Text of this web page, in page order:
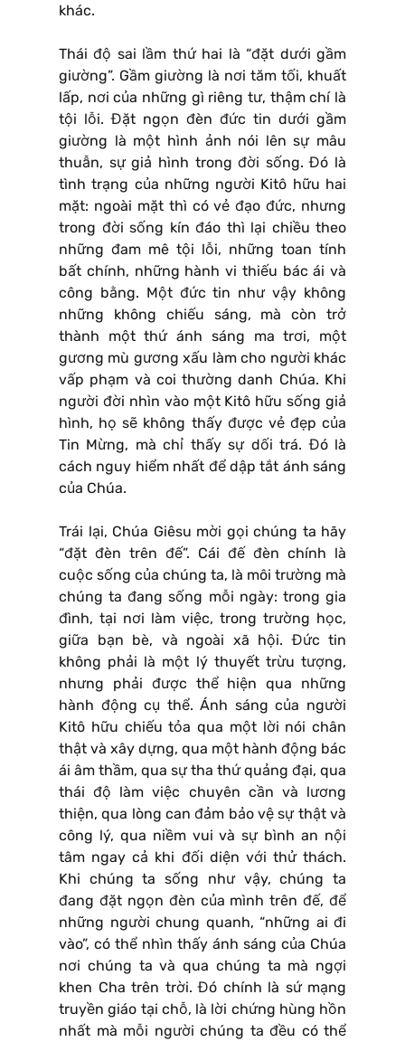
khác.
Thái độ sai lầm thứ hai là “đặt dưới gầm
giường”. Gầm giường là nơi tăm tối, khuất
lấp, nơi của những gì riêng tư, thậm chí là
tội lỗi. Đặt ngọn đèn đức tin dưới gầm
giường là một hình ảnh nói lên sự mâu
thuẫn, sự giả hình trong đời sống. Đó là
tình trạng của những người Kitô hữu hai
mặt: ngoài mặt thì có vẻ đạo đức, nhưng
trong đời sống kín đáo thì lại chiều theo
những đam mê tội lỗi, những toan tính
bất chính, những hành vi thiếu bác ái và
công bằng. Một đức tin như vậy không
những không chiếu sáng, mà còn trở
thành một thứ ánh sáng ma trơi, một
gương mù gương xấu làm cho người khác
vấp phạm và coi thường danh Chúa. Khi
người đời nhìn vào một Kitô hữu sống giả
hình, họ sẽ không thấy được vẻ đẹp của
Tin Mừng, mà chỉ thấy sự dối trá. Đó là
cách nguy hiểm nhất để dập tắt ánh sáng
của Chúa.
Trái lại, Chúa Giêsu mời gọi chúng ta hãy
“đặt đèn trên đế”. Cái đế đèn chính là
cuộc sống của chúng ta, là môi trường mà
chúng ta đang sống mỗi ngày: trong gia
đình, tại nơi làm việc, trong trường học,
giữa bạn bè, và ngoài xã hội. Đức tin
không phải là một lý thuyết trừu tượng,
nhưng phải được thể hiện qua những
hành động cụ thể. Ánh sáng của người
Kitô hữu chiếu tỏa qua một lời nói chân
thật và xây dựng, qua một hành động bác
ái âm thầm, qua sự tha thứ quảng đại, qua
thái độ làm việc chuyên cần và lương
thiện, qua lòng can đảm bảo vệ sự thật và
công lý, qua niềm vui và sự bình an nội
tâm ngay cả khi đối diện với thử thách.
Khi chúng ta sống như vậy, chúng ta
đang đặt ngọn đèn của mình trên đế, để
những người chung quanh, “những ai đi
vào”, có thể nhìn thấy ánh sáng của Chúa
nơi chúng ta và qua chúng ta mà ngợi
khen Cha trên trời. Đó chính là sứ mạng
truyền giáo tại chỗ, là lời chứng hùng hồn
nhất mà mỗi người chúng ta đều có thể